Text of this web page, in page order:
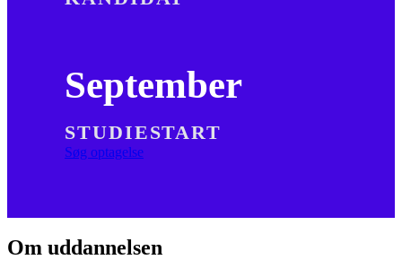
September
STUDIESTART
Søg optagelse
Om uddannelsen